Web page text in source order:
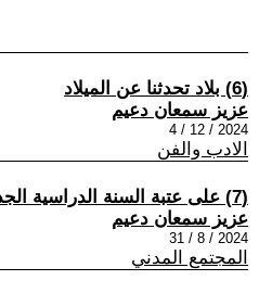
(6) بلاد تحدثنا عن الميلاد
عزيز سمعان دعيم
2024 / 12 / 4
الادب والفن
(7) على عتبة السنة الدراسية الجديدة
عزيز سمعان دعيم
2024 / 8 / 31
المجتمع المدني